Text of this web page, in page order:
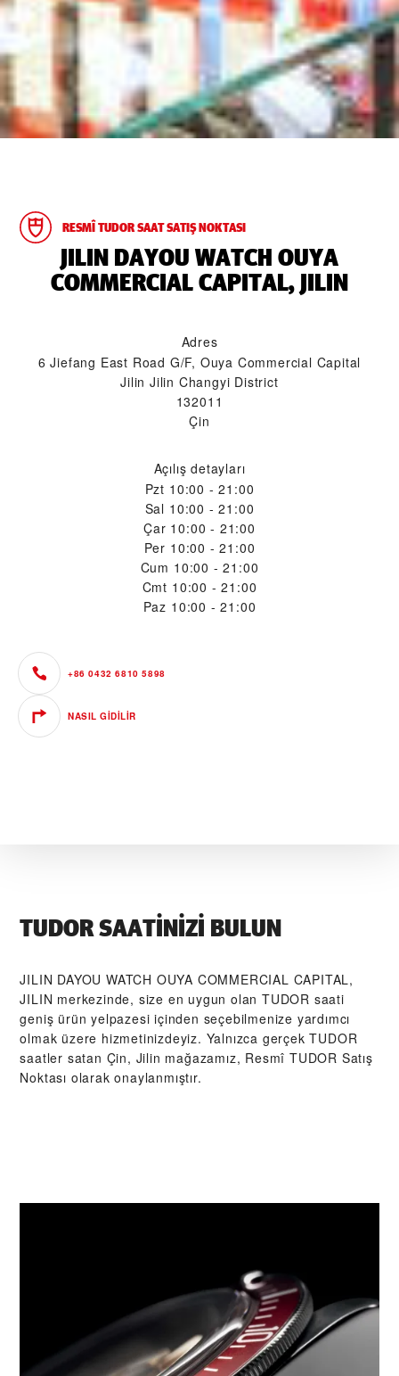
RESMÎ TUDOR SAAT SATIŞ NOKTASI
‭JILIN DAYOU WATCH OUYA
COMMERCIAL CAPITAL, JILIN‬
Adres
6 Jiefang East Road G/F, Ouya Commercial Capital
Jilin Jilin Changyi District
132011
Çin
Açılış detayları
Pzt 10:00 - 21:00
Sal 10:00 - 21:00
Çar 10:00 - 21:00
Per 10:00 - 21:00
Cum 10:00 - 21:00
Cmt 10:00 - 21:00
Paz 10:00 - 21:00
+86 0432 6810 5898
NASIL GIDILIR
TUDOR SAATINIZI BULUN
‭JILIN DAYOU WATCH OUYA COMMERCIAL CAPITAL,
JILIN‬ merkezinde, size en uygun olan TUDOR saati
geniş ürün yelpazesi içinden seçebilmenize yardımcı
olmak üzere hizmetinizdeyiz. Yalnızca gerçek TUDOR
saatler satan Çin, Jilin mağazamız, Resmî TUDOR Satış
Noktası olarak onaylanmıştır.